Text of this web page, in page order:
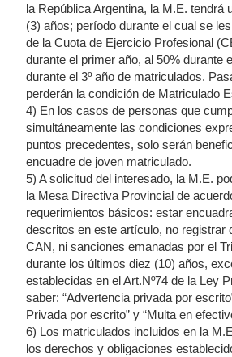
la República Argentina, la M.E. tendrá
(3) años; período durante el cual se
de la Cuota de Ejercicio Profesional
durante el primer año, al 50% durante
durante el 3º año de matriculados.
perderán la condición de Matriculado
4) En los casos de personas que
simultáneamente las condiciones
puntos precedentes, solo serán
encuadre de joven matriculado.
5) A solicitud del interesado, la M.E.
la Mesa Directiva Provincial de
requerimientos básicos: estar
descritos en este artículo, no registrar
CAN, ni sanciones emanadas por el
durante los últimos diez (10) años,
establecidas en el Art.Nº74 de la Ley
saber: “Advertencia privada por
Privada por escrito” y “Multa en
6) Los matriculados incluidos en la
los derechos y obligaciones